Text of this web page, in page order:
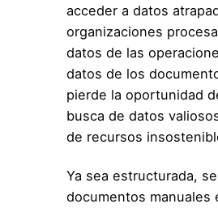
acceder a datos
organizaciones
datos de las
datos de los
pierde la oportunidad
busca de datos
de recursos
Ya sea estructurada,
documentos manuales